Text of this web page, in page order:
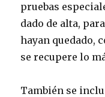
pruebas
dado de alta,
hayan quedado,
se recupere lo
También se